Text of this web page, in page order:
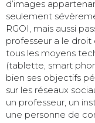
d’images
seulement
RGOI, mais aussi
professeur a le droit
tous les moyens
(tablette, smart
bien ses objectifs
sur les réseaux
un professeur, un
une personne de